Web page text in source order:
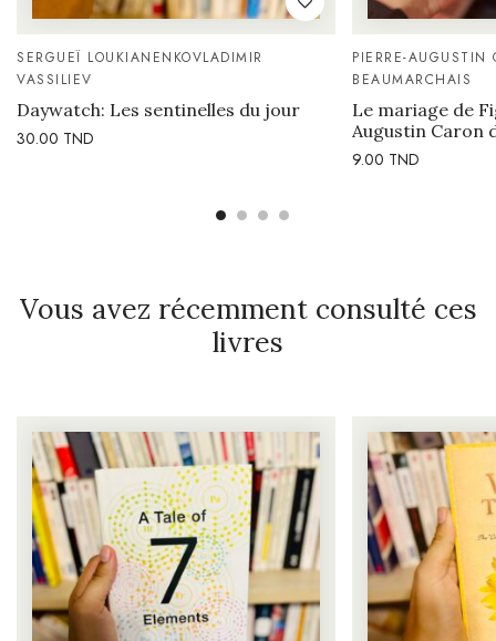
SERGUEÏ LOUKIANENKOVLADIMIR
VASSILIEV
Daywatch: Les sentinelles du jour
30.00 TND
PIERRE-AUGUSTIN
BEAUMARCHAIS
Le mariage de
Augustin Caron
9.00 TND
Vous avez récemment consulté ces
livres